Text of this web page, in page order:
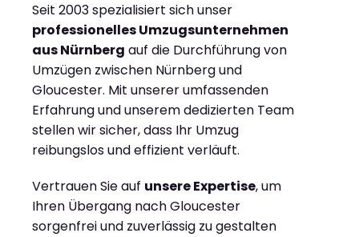
Seit 2003 spezialisiert sich unser
professionelles Umzugsunternehmen
aus Nürnberg auf die Durchführung von
Umzügen zwischen Nürnberg und
Gloucester. Mit unserer umfassenden
Erfahrung und unserem dedizierten Team
stellen wir sicher, dass Ihr Umzug
reibungslos und effizient verläuft.
Vertrauen Sie auf unsere Expertise, um
Ihren Übergang nach Gloucester
sorgenfrei und zuverlässig zu gestalten